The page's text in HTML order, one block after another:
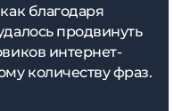
благодаря
продвинуть
интернет-
количеству фраз.